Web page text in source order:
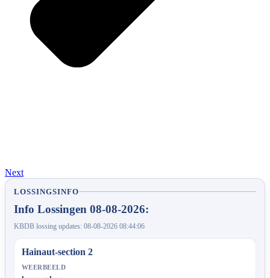
Next
LOSSINGSINFO
Info Lossingen 08-08-2026:
KBDB lossing updates: 08-08-2026 08:44:06
Hainaut-section 2
WEERBEELD